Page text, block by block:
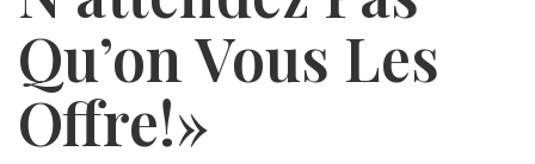
Qu’on Vous Les
Offre!»